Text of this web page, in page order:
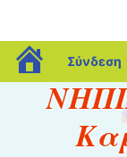
blogs.sch.gr
Σύνδεση